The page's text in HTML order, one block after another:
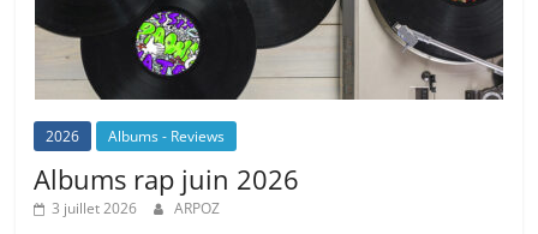
2026 Albums - Reviews
Albums rap juin 2026
3 juillet 2026 ARPOZ